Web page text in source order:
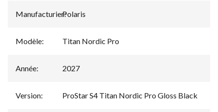
Manufacturier:
Polaris
Modèle: Titan Nordic Pro
Année: 2027
Version: ProStar S4 Titan Nordic Pro Gloss Black